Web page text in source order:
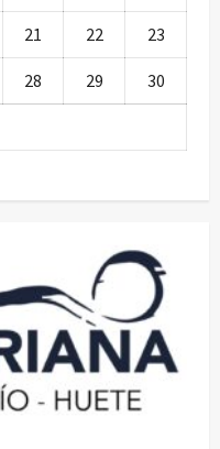
21 22 23
28 29 30